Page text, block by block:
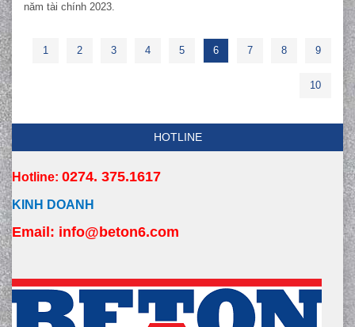
năm tài chính 2023.
1 2 3 4 5 6 7 8 9
10
HOTLINE
Hotline: 0274. 375.1617
KINH DOANH
Email: info@beton6.com